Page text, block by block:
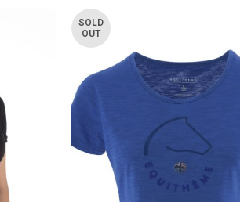
SOLD
OUT